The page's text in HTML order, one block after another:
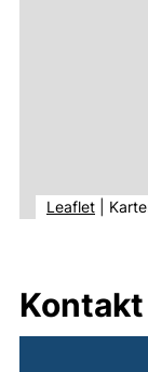
Leaflet
Kontakt